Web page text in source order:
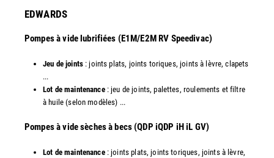
EDWARDS
Pompes à vide lubrifiées (E1M/E2M RV Speedivac)
Jeu de joints: joints plats, joints toriques, joints à lèvre, clapets
...
Lot de maintenance: jeu de joints, palettes, roulements et filtre
à huile (selon modèles) ...
​Pompes à vide sèches à becs (QDP iQDP iH iL GV)
Lot de maintenance: joints plats, joints toriques, joints à lèvre,